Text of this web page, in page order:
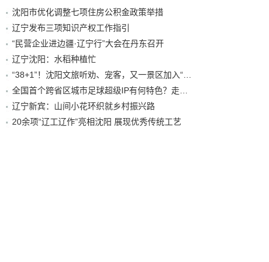
沈阳市优化调整七项住房公积金政策举措
辽宁发布三项知识产权工作指引
“民营企业进边疆·辽宁行”大会在丹东召开
辽宁沈阳：水稻种植忙
辽宁新宾：山间小花环织就乡村振兴路
20余项“辽工辽作”亮相沈阳 展现优秀传统工艺